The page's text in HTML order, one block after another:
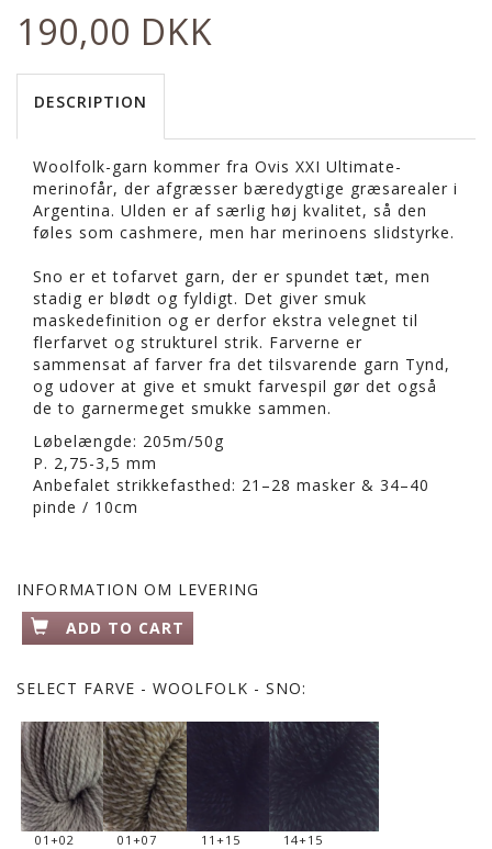
190,00 DKK
DESCRIPTION
Woolfolk-garn kommer fra Ovis XXI Ultimate-
merinofår, der afgræsser bæredygtige græsarealer i
Argentina. Ulden er af særlig høj kvalitet, så den
føles som cashmere, men har merinoens slidstyrke.
Sno er et tofarvet garn, der er spundet tæt, men
stadig er blødt og fyldigt. Det giver smuk
maskedefinition og er derfor ekstra velegnet til
flerfarvet og strukturel strik. Farverne er
sammensat af farver fra det tilsvarende garn Tynd,
og udover at give et smukt farvespil gør det også
de to garnermeget smukke sammen.
Løbelængde: 205m/50g
P. 2,75-3,5 mm
Anbefalet strikkefasthed: 21–28 masker & 34–40
pinde / 10cm
INFORMATION OM LEVERING
ADD TO CART
SELECT FARVE - WOOLFOLK - SNO:
01+02 01+07 11+15 14+15